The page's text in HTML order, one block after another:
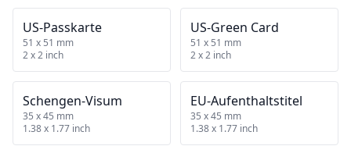
US‑Passkarte
51 x 51 mm
2 x 2 inch
US‑Green Card
51 x 51 mm
2 x 2 inch
Schengen‑Visum
35 x 45 mm
1.38 x 1.77 inch
EU‑Aufenthaltstitel
35 x 45 mm
1.38 x 1.77 inch